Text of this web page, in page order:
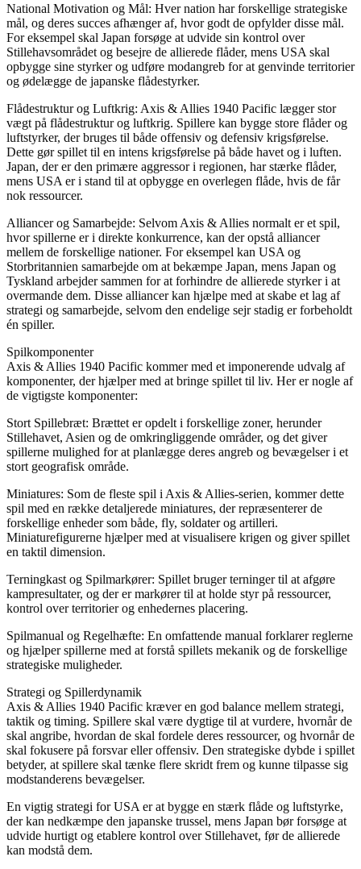
National Motivation og Mål: Hver nation har forskellige strategiske
mål, og deres succes afhænger af, hvor godt de opfylder disse mål.
For eksempel skal Japan forsøge at udvide sin kontrol over
Stillehavsområdet og besejre de allierede flåder, mens USA skal
opbygge sine styrker og udføre modangreb for at genvinde territorier
og ødelægge de japanske flådestyrker.
Flådestruktur og Luftkrig: Axis & Allies 1940 Pacific lægger stor
vægt på flådestruktur og luftkrig. Spillere kan bygge store flåder og
luftstyrker, der bruges til både offensiv og defensiv krigsførelse.
Dette gør spillet til en intens krigsførelse på både havet og i luften.
Japan, der er den primære aggressor i regionen, har stærke flåder,
mens USA er i stand til at opbygge en overlegen flåde, hvis de får
nok ressourcer.
Alliancer og Samarbejde: Selvom Axis & Allies normalt er et spil,
hvor spillerne er i direkte konkurrence, kan der opstå alliancer
mellem de forskellige nationer. For eksempel kan USA og
Storbritannien samarbejde om at bekæmpe Japan, mens Japan og
Tyskland arbejder sammen for at forhindre de allierede styrker i at
overmande dem. Disse alliancer kan hjælpe med at skabe et lag af
strategi og samarbejde, selvom den endelige sejr stadig er forbeholdt
én spiller.
Spilkomponenter
Axis & Allies 1940 Pacific kommer med et imponerende udvalg af
komponenter, der hjælper med at bringe spillet til liv. Her er nogle af
de vigtigste komponenter:
Stort Spillebræt: Brættet er opdelt i forskellige zoner, herunder
Stillehavet, Asien og de omkringliggende områder, og det giver
spillerne mulighed for at planlægge deres angreb og bevægelser i et
stort geografisk område.
Miniatures: Som de fleste spil i Axis & Allies-serien, kommer dette
spil med en række detaljerede miniatures, der repræsenterer de
forskellige enheder som både, fly, soldater og artilleri.
Miniaturefigurerne hjælper med at visualisere krigen og giver spillet
en taktil dimension.
Terningkast og Spilmarkører: Spillet bruger terninger til at afgøre
kampresultater, og der er markører til at holde styr på ressourcer,
kontrol over territorier og enhedernes placering.
Spilmanual og Regelhæfte: En omfattende manual forklarer reglerne
og hjælper spillerne med at forstå spillets mekanik og de forskellige
strategiske muligheder.
Strategi og Spillerdynamik
Axis & Allies 1940 Pacific kræver en god balance mellem strategi,
taktik og timing. Spillere skal være dygtige til at vurdere, hvornår de
skal angribe, hvordan de skal fordele deres ressourcer, og hvornår de
skal fokusere på forsvar eller offensiv. Den strategiske dybde i spillet
betyder, at spillere skal tænke flere skridt frem og kunne tilpasse sig
modstanderens bevægelser.
En vigtig strategi for USA er at bygge en stærk flåde og luftstyrke,
der kan nedkæmpe den japanske trussel, mens Japan bør forsøge at
udvide hurtigt og etablere kontrol over Stillehavet, før de allierede
kan modstå dem.